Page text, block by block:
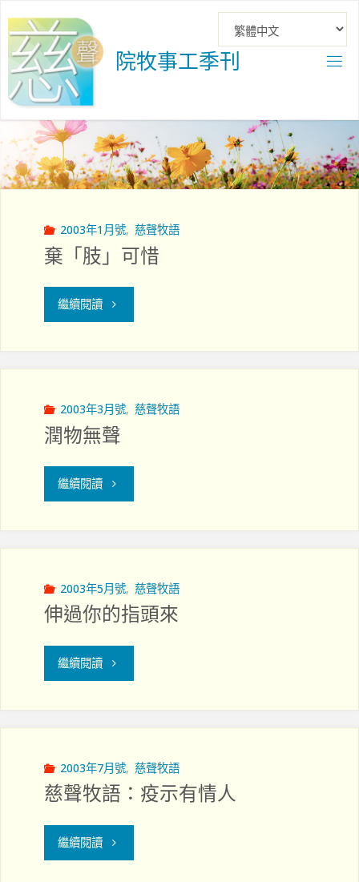
to
content
院牧事工季刊
2003年1月號, 慈聲牧語
棄「肢」可惜
繼續閱讀"棄
惜"
2003年3月號, 慈聲牧語
潤物無聲
繼續閱讀"潤
聲"
2003年5月號, 慈聲牧語
伸過你的指頭來
繼續閱讀"伸
的
指
頭
2003年7月號, 慈聲牧語
慈聲牧語：疫示有情人
繼續閱讀"慈